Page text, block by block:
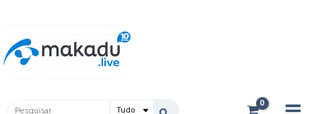
conteúdo
Pesquisar